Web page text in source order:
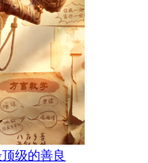
级的善良